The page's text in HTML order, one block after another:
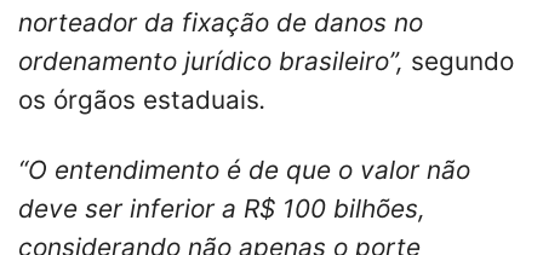
norteador da fixação de danos no
ordenamento jurídico brasileiro”, segundo
os órgãos estaduais.
“O entendimento é de que o valor não
deve ser inferior a R$ 100 bilhões,
considerando não apenas o porte